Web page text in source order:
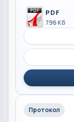
PDF
796 Кб
Протокол